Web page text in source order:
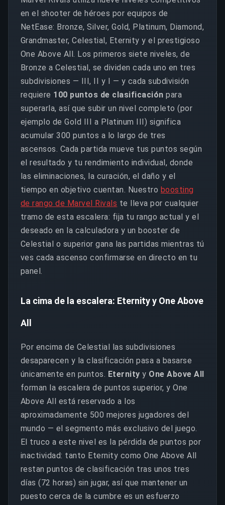
en el shooter de héroes por equipos de
NetEase: Bronze, Silver, Gold, Platinum, Diamond,
Grandmaster, Celestial, Eternity y el prestigioso
One Above All. Los primeros siete niveles, de
Bronze a Celestial, se dividen cada uno en tres
subdivisiones — III, II y I — y cada subdivisión
requiere 100 puntos de clasificación para
superarla, así que subir un nivel completo (por
ejemplo de Gold III a Platinum III) significa
acumular 300 puntos a lo largo de tres
ascensos. Cada partida mueve tus puntos según
el resultado y tu rendimiento individual, donde
las eliminaciones, la curación, el daño y el
tiempo en objetivo cuentan. Nuestro boosting
de rango de Marvel Rivals te lleva por cualquier
tramo de esta escalera: fija tu rango actual y el
deseado en la calculadora y un booster de
Celestial o superior gana las partidas mientras tú
ves cada ascenso confirmarse en directo en tu
panel.
La cima de la escalera: Eternity y One Above
All
Por encima de Celestial las subdivisiones
desaparecen y la clasificación pasa a basarse
únicamente en puntos. Eternity y One Above All
forman la escalera de puntos superior, y One
Above All está reservado a los
aproximadamente 500 mejores jugadores del
mundo — el segmento más exclusivo del juego.
El truco a este nivel es la pérdida de puntos por
inactividad: tanto Eternity como One Above All
restan puntos de clasificación tras unos tres
días (72 horas) sin jugar, así que mantener un
puesto cerca de la cumbre es un esfuerzo